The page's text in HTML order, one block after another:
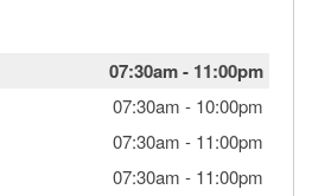
07:30am- 11:00pm
07:30am - 10:00pm
07:30am - 11:00pm
07:30am - 11:00pm